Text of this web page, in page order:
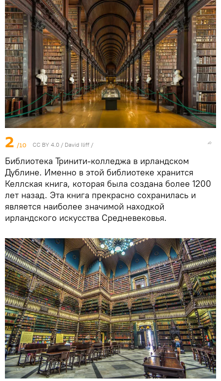
2 /10 CC BY 4.0 / David Iliff /
Библиотека Тринити-колледжа в ирландском
Дублине. Именно в этой библиотеке хранится
Келлская книга, которая была создана более 1200
лет назад. Эта книга прекрасно сохранилась и
является наиболее значимой находкой
ирландского искусства Средневековья.